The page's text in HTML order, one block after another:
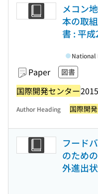
メコン
本の取
書 : 平
Paper 図書
国際開発センター
National
Author Heading 国際開
フード
のため
外進出